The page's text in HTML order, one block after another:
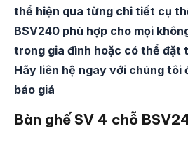
thể hiện qua từng chi tiết cụ
BSV240 phù hợp cho mọi
trong gia đình hoặc có thể đặt
Hãy liên hệ ngay với chúng tôi
báo giá
Bàn ghế SV 4 chỗ